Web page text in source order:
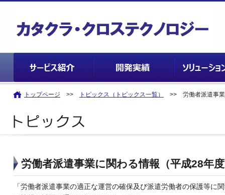
トップページ >> トピックス（トピックス一覧） >> 労働者派遣事業
労働者派遣事業に関わる情報（平成28年
「労働者派遣事業の適正な運営の確保及び派遣労働者の保護等に